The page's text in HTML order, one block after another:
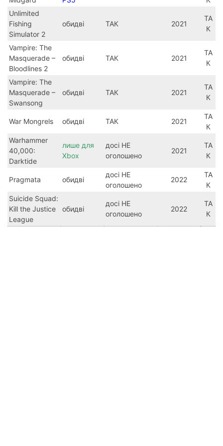
Unlimited
Fishing
Simulator 2
обидві ТАК 2021
ТА
К
Vampire: The
Masquerade –
Bloodlines 2
обидві ТАК 2021
ТА
К
Vampire: The
Masquerade –
Swansong
обидві ТАК 2021
ТА
К
War Mongrels обидві ТАК 2021
ТА
К
Warhammer
40,000:
Darktide
лише для
Xbox
досі НЕ
оголошено
2021
ТА
К
Pragmata обидві
досі НЕ
оголошено
2022
ТА
К
Suicide Squad:
Kill the Justice
League
обидві
досі НЕ
оголошено
2022
ТА
К